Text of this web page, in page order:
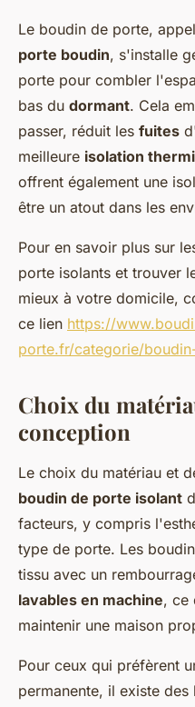
Le boudin de porte,
porte boudin, s'installe
porte pour combler
bas du dormant. Cela
passer, réduit les fuites
meilleure isolation
offrent également une
être un atout dans les
Pour en savoir plus sur
porte isolants et trouver
mieux à votre domicile,
ce lien https://
porte.fr/categorie/
Choix du
conception
Le choix du matériau et
boudin de porte isolant
facteurs, y compris
type de porte. Les
tissu avec un
lavables en machine, ce
maintenir une maison
Pour ceux qui préfèrent
permanente, il existe